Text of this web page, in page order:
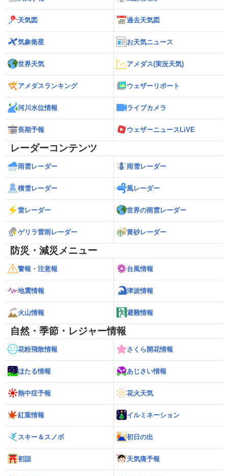
天気図 過去天気図
気象衛星 お天気ニュース
世界天気 アメダス(実況天気)
アメダスランキング ウェザーリポート
河川水位情報 ライブカメラ
長期予報 ウェザーニュースLiVE
レーダーコンテンツ
雨雲レーダー 雨雪レーダー
積雪レーダー 風レーダー
雷レーダー 世界の雨雲レーダー
ゲリラ雷雨レーダー 黄砂レーダー
防災・減災メニュー
警報・注意報 台風情報
地震情報 津波情報
火山情報 避難情報
自然・季節・レジャー情報
花粉飛散情報 さくら開花情報
ほたる情報 あじさい情報
熱中症予報 花火天気
紅葉情報 イルミネーション
スキー＆スノボ 初日の出
初詣 天気痛予報